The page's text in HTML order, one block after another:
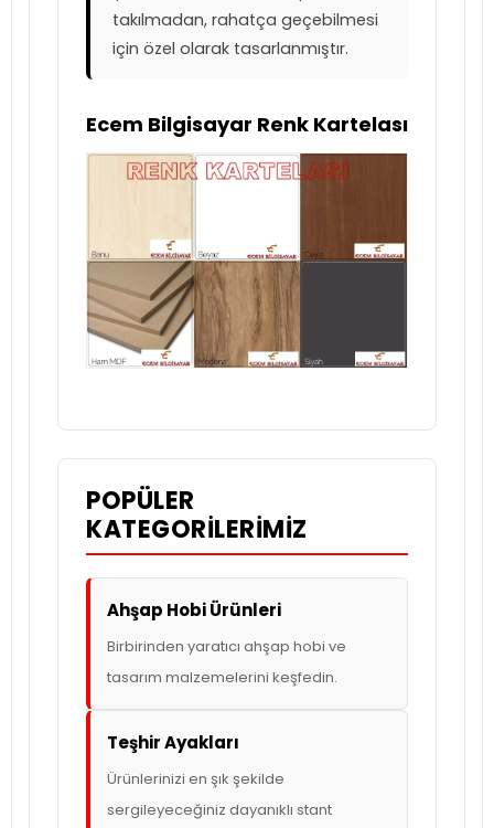
takılmadan, rahatça geçebilmesi
için özel olarak tasarlanmıştır.
Ecem Bilgisayar Renk Kartelası
POPÜLER
KATEGORILERIMIZ
Ahşap Hobi Ürünleri
Birbirinden yaratıcı ahşap hobi ve
tasarım malzemelerini keşfedin.
Teşhir Ayakları
Ürünlerinizi en şık şekilde
sergileyeceğiniz dayanıklı stant